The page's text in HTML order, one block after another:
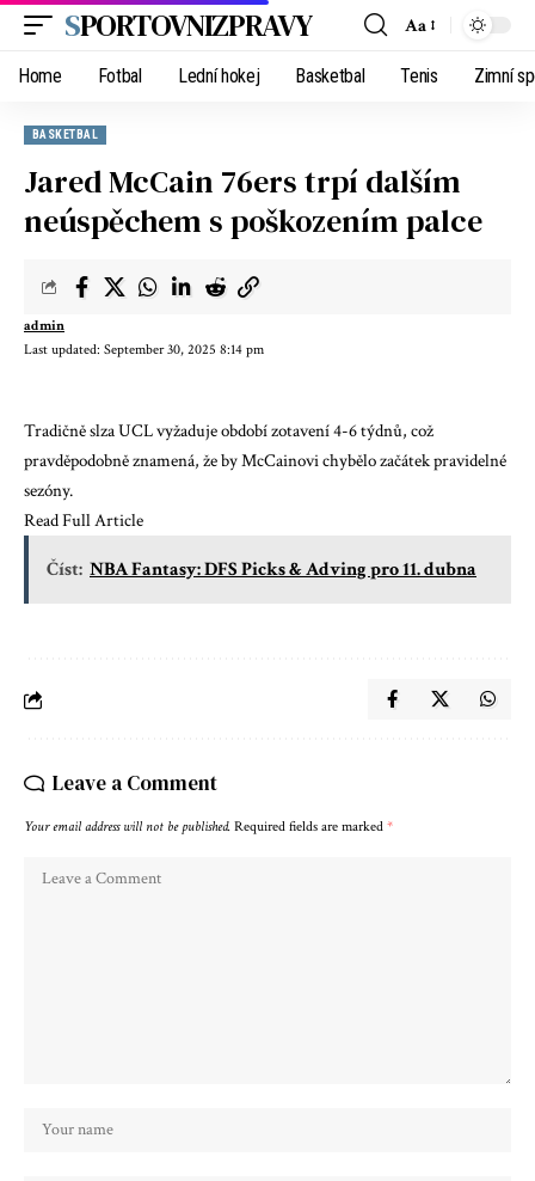
SPORTOVNIZPRAVY Aa
Home Fotbal Lední hokej Basketbal Tenis Zimní
BASKETBAL
Jared McCain 76ers trpí dalším
neúspěchem s poškozením palce
Last updated: September 30, 2025 8:14 pm
admin
Tradičně slza UCL vyžaduje období zotavení 4-6 týdnů, což
pravděpodobně znamená, že by McCainovi chybělo začátek pravidelné
sezóny.
Read Full Article
Číst: NBA Fantasy: DFS Picks & Adving pro 11. dubna
Leave a Comment
Your email address will not be published. Required fields are marked *